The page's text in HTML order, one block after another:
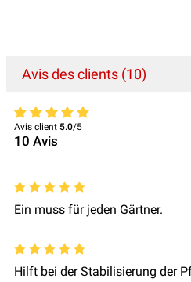
Avis des clients (10)
Avis client 5.0/5
10 Avis
Ein muss für jeden Gärtner.
Hilft bei der Stabilisierung der